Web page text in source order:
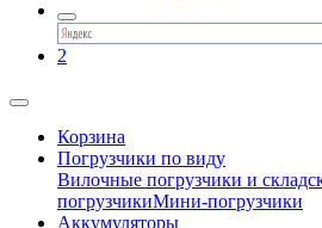
2
Корзина
Погрузчики по виду
Вилочные погрузчики и
погрузчикиМини-погрузчики
Аккумуляторы